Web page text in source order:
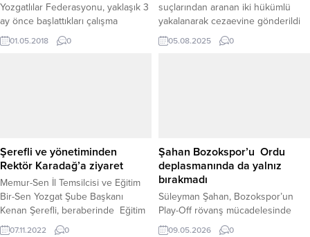
Yozgatlılar Federasyonu, yaklaşık 3
ay önce başlattıkları çalışma
kapsamında yurt içi ve yurtdışındaki
Yozgatlı STK’ları bir araya getirmek,
Toplantısını Stuttgart’ta
gerçekleştirdi.
01.05.2018 0
suçlarından aranan iki hükümlü
yakalanarak cezaevine gönderildi
Yozgat İl Emniyet Müdürlüğü Asayiş
Şube Müdürlüğü ekipleri,
H.B. isimli şahıs, Asayiş...
05.08.2025 0
Şerefli ve yönetiminden
Rektör Karadağ’a ziyaret
Memur-Sen İl Temsilcisi ve Eğitim
Bir-Sen Yozgat Şube Başkanı
Kenan Şerefli, beraberinde Eğitim
Bir-Sen Üniversite Temsilcisi
07.11.2022 0
Şahan Bozokspor’u Ordu
deplasmanında da yalnız
bırakmadı
Süleyman Şahan, Bozokspor’un
Play-Off rövanş mücadelesinde
Ordu deplasmanında takımı yalnız
09.05.2026 0